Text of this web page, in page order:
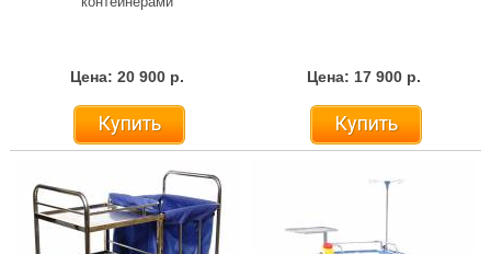
Цена: 20 900 р.
Купить
Цена: 17 900 р.
Купить